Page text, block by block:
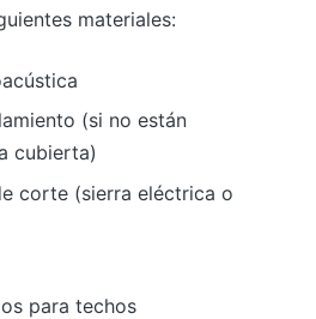
materiales:
(si no están
cubierta)
corte (sierra eléctrica o
para techos